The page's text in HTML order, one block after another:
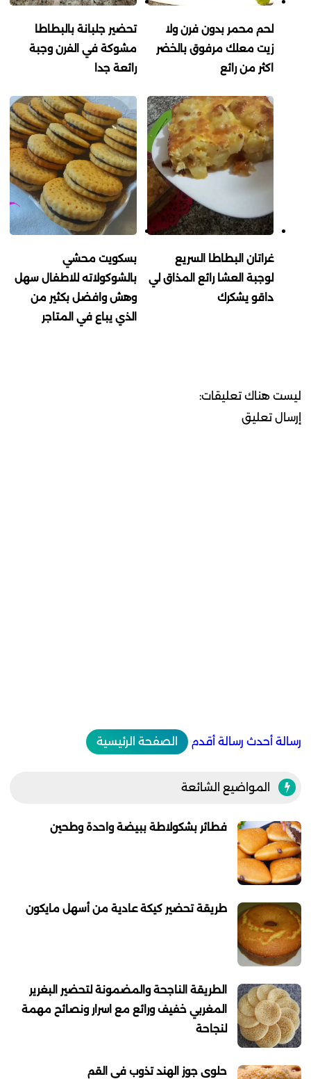
لحم محمر بدون فرن ولا
زيت معلك مرفوق بالخضر
اكثر من رائع
تحضير جلبانة بالبطاطا
مشوكة في الفرن وجبة
رائعة جدا
غراتان البطاطا السريع
لوجبة العشا رائع المذاق لي
داقو يشكرك
بسكويت محشي
بالشوكولاته للاطفال سهل
وهش وافضل بكثير من
الذي يباع في المتاجر
ليست هناك تعليقات:
إرسال تعليق
رسالة أحدث رسالة أقدم الصفحة الرئيسية
المواضيع الشائعة
فطائر بشكولاطة ببيضة واحدة وطحين
طريقة تحضير كيكة عادية من أسهل مايكون
الطريقة الناجحة والمضمونة لتحضير البغرير
المغربي خفيف ورائع مع اسرار ونصائح مهمة
لنجاحة
حلوى جوز الهند تذوب في القم